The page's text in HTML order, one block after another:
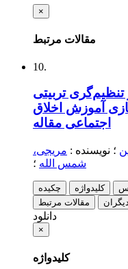
×
مقالات مرتبط
10.
تربیتی
آموزش اخلاق
اجتماعی مقاله
؛ نویسنده : مریجی،
شمس الله ؛
چکیده کلیدواژه
مقالات مرتبط
دانلود
×
کلیدواژه